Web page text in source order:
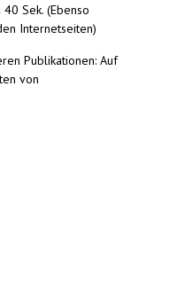
Sek. (Ebenso
Internetseiten)
Publikationen: Auf
von
external)
is external)
external)